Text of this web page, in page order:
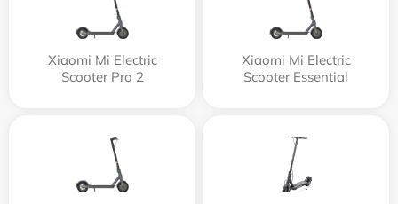
Xiaomi Mi Electric
Scooter Pro 2
Xiaomi Mi Electric
Scooter Essential